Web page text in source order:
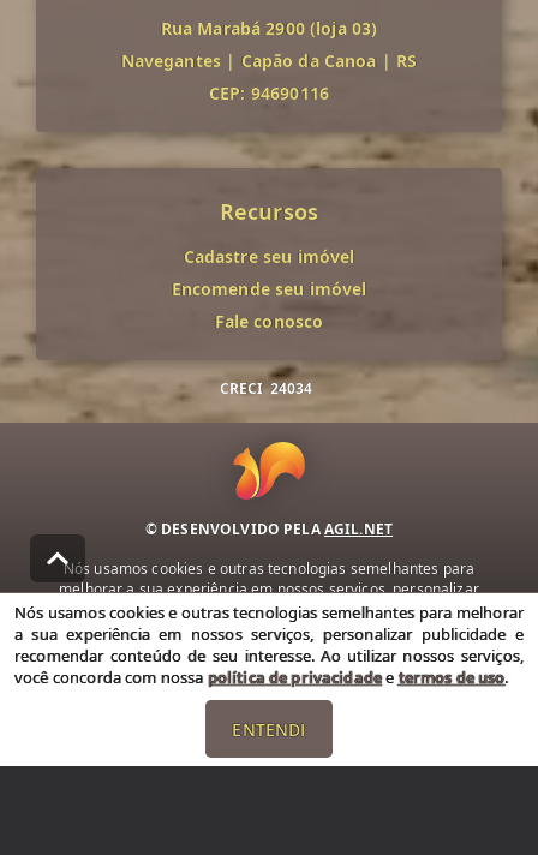
Rua Marabá 2900 (loja 03)
Navegantes | Capão da Canoa | RS
CEP: 94690116
Recursos
Cadastre seu imóvel
Encomende seu imóvel
Fale conosco
CRECI 24034
© DESENVOLVIDO PELAAGIL.NET
Nós usamos cookies e outras tecnologias semelhantes para
melhorar a sua experiência em nossos serviços, personalizar
publicidade e recomendar conteúdo de seu interesse. Ao utilizar
nossos serviços, você concorda com nossa política de privacidade e
termos de uso.
Política de Privacidade Termos de uso
Nós usamos cookies e outras tecnologias semelhantes para melhorar
a sua experiência em nossos serviços, personalizar publicidade e
recomendar conteúdo de seu interesse. Ao utilizar nossos serviços,
você concorda com nossa política de privacidadeetermos de uso.
ENTENDI